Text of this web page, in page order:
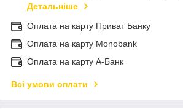
Детальніше
Оплата на карту Приват Банку
Оплата на карту Monobank
Оплата на карту А-Банк
Всі умови оплати